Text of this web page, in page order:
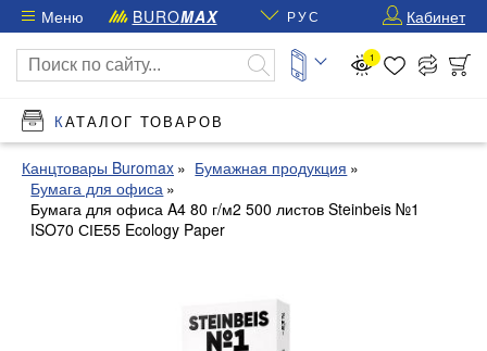
Меню BUROMAX РУС Кабинет
1
КАТАЛОГ ТОВАРОВ
Канцтовары Buromax
Бумажная продукция
Бумага для офиса
Бумага для офиса A4 80 г/м2 500 листов Steinbeis №1
ISO70 СІЕ55 Ecology Paper